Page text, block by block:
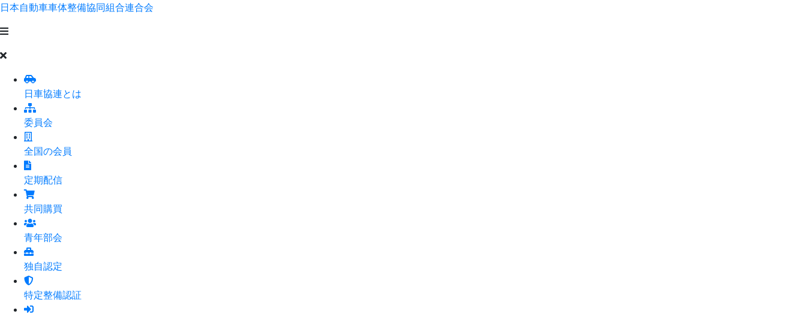
日本自動車車体整備協同組合連合会
日車協連とは
委員会
全国の会員
定期配信
共同購買
青年部会
独自認定
特定整備認証